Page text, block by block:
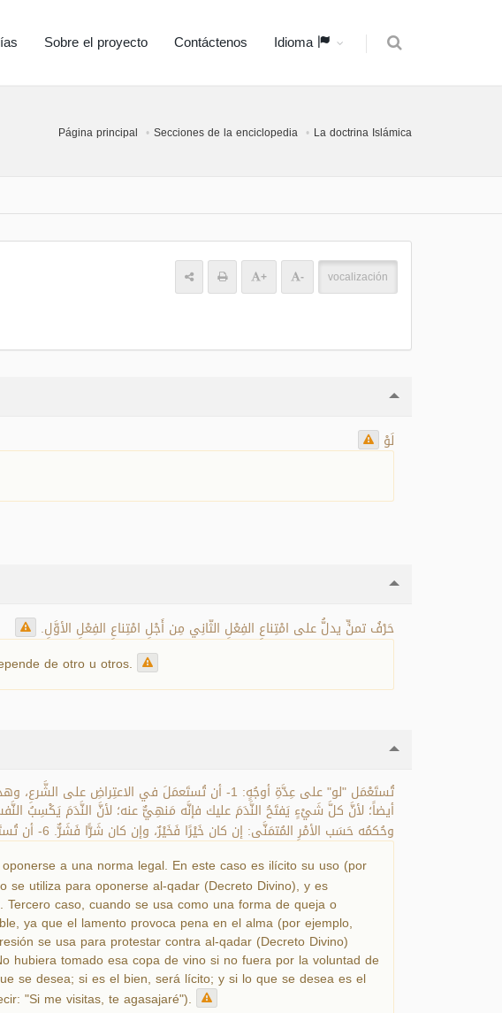
Sobre el proyecto Contáctenos Idioma
Página principal Secciones de la enciclopedia La doctrina Islámica
+ - vocalización
لَوْ
حَرْفُ تمنٍّ يدلُّ على امْتِناعِ الفِعْلِ الثّانِي مِن أَجْلِ امْتِناعِ الفِعْلِ الأوَّلِ.
de otro u otros.
وحُكمُه حَسَب الأمْرِ المُتمَنَّى: إن كان خَيْرًا فَخَيْرٌ، وإن كان شَرًّا فَشَرٌّ. 6- أن تُستَعْمَلَ في الخَبَرِ المَحْضِ، وهذا جائِزٌ.
a una norma legal. En este caso es ilícito su uso (por
utiliza para oponerse al-qadar (Decreto Divino), y es
caso, cuando se usa como una forma de queja o
ya que el lamento provoca pena en el alma (por ejemplo,
se usa para protestar contra al-qadar (Decreto Divino)
hubiera tomado esa copa de vino si no fuera por la voluntad de
se desea; si es el bien, será lícito; y si lo que se desea es el
"Si me visitas, te agasajaré").